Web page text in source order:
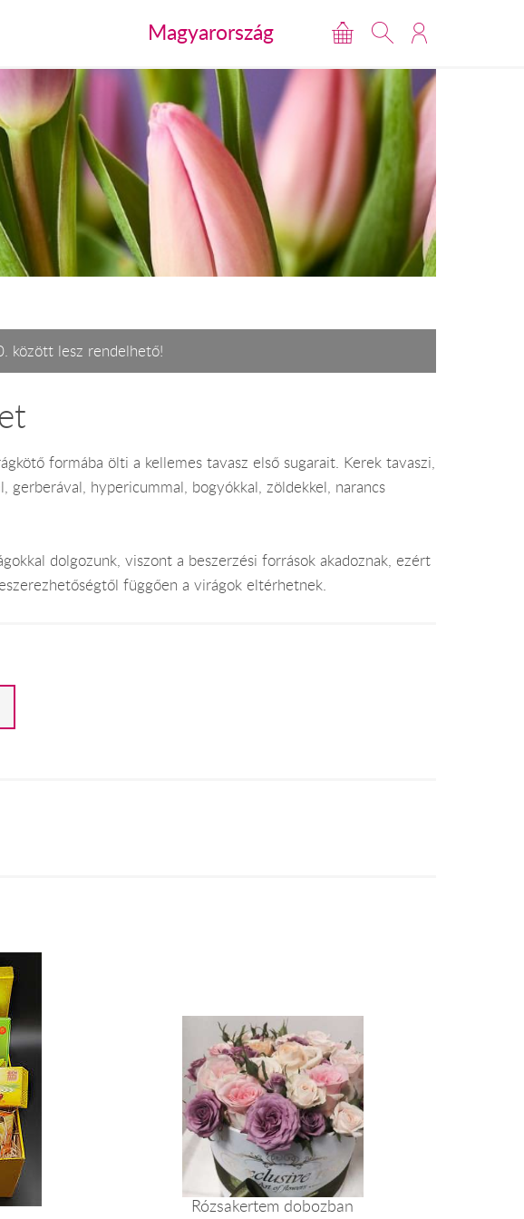
Magyarország
között lesz rendelhető!
formába ölti a kellemes tavasz első sugarait. Kerek tavaszi,
gerberával, hypericummal, bogyókkal, zöldekkel, narancs
dolgozunk, viszont a beszerzési források akadoznak, ezért
függően a virágok eltérhetnek.
Rózsakertem dobozban